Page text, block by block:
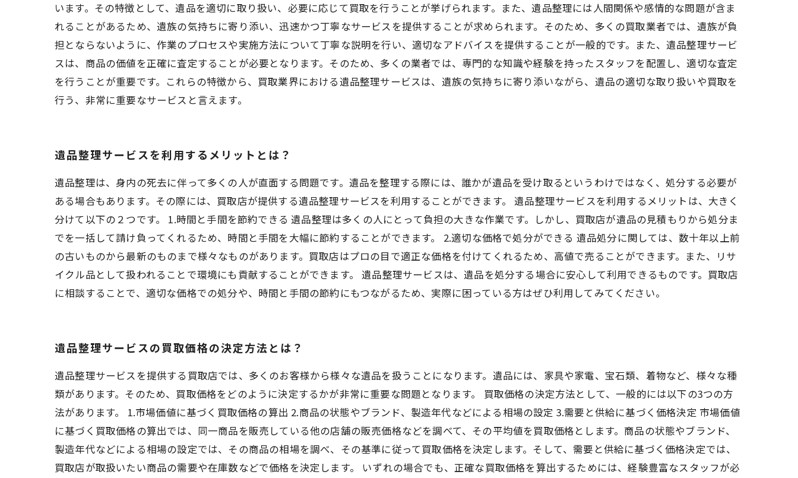
います。その特徴として、遺品を適切に取り扱い、必要に応じて買取を行うことが挙げられます。また、遺品整理には人間関係や感情的な問題が含ま
れることがあるため、遺族の気持ちに寄り添い、迅速かつ丁寧なサービスを提供することが求められます。そのため、多くの買取業者では、遺族が負
担とならないように、作業のプロセスや実施方法について丁寧な説明を行い、適切なアドバイスを提供することが一般的です。また、遺品整理サービ
スは、商品の価値を正確に査定することが必要となります。そのため、多くの業者では、専門的な知識や経験を持ったスタッフを配置し、適切な査定
を行うことが重要です。これらの特徴から、買取業界における遺品整理サービスは、遺族の気持ちに寄り添いながら、遺品の適切な取り扱いや買取を
行う、非常に重要なサービスと言えます。
遺品整理サービスを利用するメリットとは？
遺品整理は、身内の死去に伴って多くの人が直面する問題です。遺品を整理する際には、誰かが遺品を受け取るというわけではなく、処分する必要が
ある場合もあります。その際には、買取店が提供する遺品整理サービスを利用することができます。 遺品整理サービスを利用するメリットは、大きく
分けて以下の２つです。 1.時間と手間を節約できる 遺品整理は多くの人にとって負担の大きな作業です。しかし、買取店が遺品の見積もりから処分ま
でを一括して請け負ってくれるため、時間と手間を大幅に節約することができます。 2.適切な価格で処分ができる 遺品処分に関しては、数十年以上前
の古いものから最新のものまで様々なものがあります。買取店はプロの目で適正な価格を付けてくれるため、高値で売ることができます。また、リサ
イクル品として扱われることで環境にも貢献することができます。 遺品整理サービスは、遺品を処分する場合に安心して利用できるものです。買取店
に相談することで、適切な価格での処分や、時間と手間の節約にもつながるため、実際に困っている方はぜひ利用してみてください。
遺品整理サービスの買取価格の決定方法とは？
遺品整理サービスを提供する買取店では、多くのお客様から様々な遺品を扱うことになります。遺品には、家具や家電、宝石類、着物など、様々な種
類があります。そのため、買取価格をどのように決定するかが非常に重要な問題となります。 買取価格の決定方法として、一般的には以下の3つの方
法があります。 1.市場価値に基づく買取価格の算出 2.商品の状態やブランド、製造年代などによる相場の設定 3.需要と供給に基づく価格決定 市場価値
に基づく買取価格の算出では、同一商品を販売している他の店舗の販売価格などを調べて、その平均値を買取価格とします。商品の状態やブランド、
製造年代などによる相場の設定では、その商品の相場を調べ、その基準に従って買取価格を決定します。そして、需要と供給に基づく価格決定では、
買取店が取扱いたい商品の需要や在庫数などで価格を決定します。 いずれの場合でも、正確な買取価格を算出するためには、経験豊富なスタッフが必